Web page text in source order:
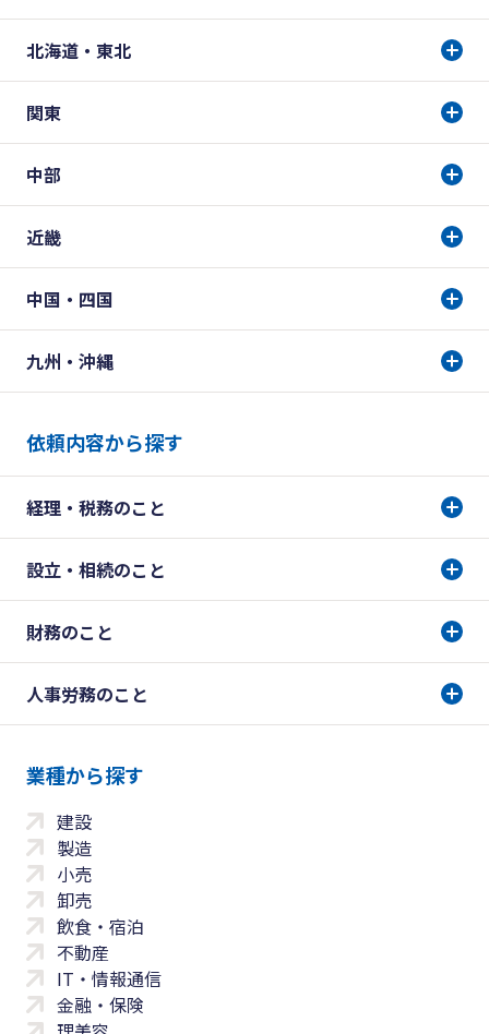
北海道・東北
関東
中部
近畿
中国・四国
九州・沖縄
依頼内容から探す
経理・税務のこと
設立・相続のこと
財務のこと
人事労務のこと
業種から探す
建設
製造
小売
卸売
飲食・宿泊
不動産
IT・情報通信
金融・保険